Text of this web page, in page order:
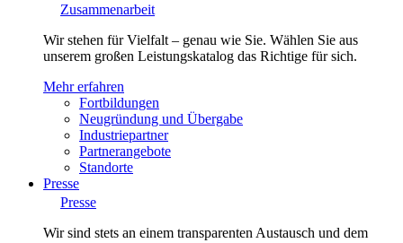
Zusammenarbeit
Wir stehen für Vielfalt – genau wie Sie. Wählen Sie aus
unserem großen Leistungskatalog das Richtige für sich.
Mehr erfahren
Fortbildungen
Neugründung und Übergabe
Industriepartner
Partnerangebote
Standorte
Presse
Presse
Wir sind stets an einem transparenten Austausch und dem